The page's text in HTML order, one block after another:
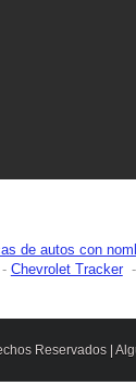
de autos con
Chevrolet Tracker
Reservados |